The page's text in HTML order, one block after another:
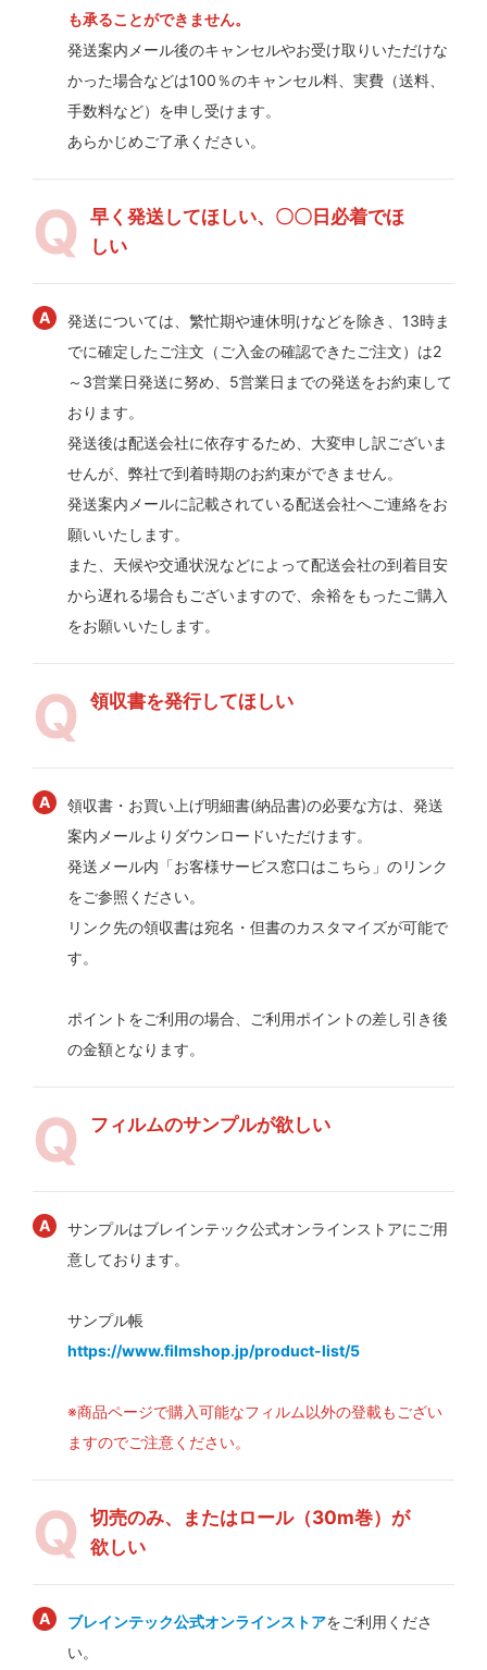
も承ることができません。
発送案内メール後のキャンセルやお受け取りいただけな
かった場合などは100％のキャンセル料、実費（送料、
手数料など）を申し受けます。
あらかじめご了承ください。
早く発送してほしい、〇〇日必着でほ
しい
発送については、繁忙期や連休明けなどを除き、13時ま
でに確定したご注文（ご入金の確認できたご注文）は2
～3営業日発送に努め、5営業日までの発送をお約束して
おります。
発送後は配送会社に依存するため、大変申し訳ございま
せんが、弊社で到着時期のお約束ができません。
発送案内メールに記載されている配送会社へご連絡をお
願いいたします。
また、天候や交通状況などによって配送会社の到着目安
から遅れる場合もございますので、余裕をもったご購入
をお願いいたします。
領収書を発行してほしい
領収書・お買い上げ明細書(納品書)の必要な方は、発送
案内メールよりダウンロードいただけます。
発送メール内「お客様サービス窓口はこちら」のリンク
をご参照ください。
リンク先の領収書は宛名・但書のカスタマイズが可能で
す。
ポイントをご利用の場合、ご利用ポイントの差し引き後
の金額となります。
フィルムのサンプルが欲しい
サンプルはブレインテック公式オンラインストアにご用
意しております。
サンプル帳
https://www.filmshop.jp/product-list/5
※商品ページで購入可能なフィルム以外の登載もござい
ますのでご注意ください。
切売のみ、またはロール（30m巻）が
欲しい
ブレインテック公式オンラインストアをご利用くださ
い。